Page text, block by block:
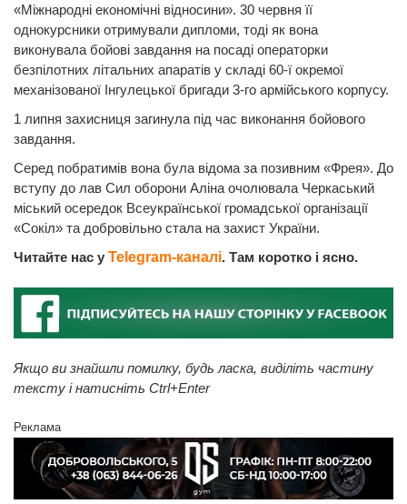
«Міжнародні економічні відносини». 30 червня її
однокурсники отримували дипломи, тоді як вона
виконувала бойові завдання на посаді операторки
безпілотних літальних апаратів у складі 60-ї окремої
механізованої Інгулецької бригади 3-го армійського корпусу.
1 липня захисниця загинула під час виконання бойового
завдання.
Серед побратимів вона була відома за позивним «Фрея». До
вступу до лав Сил оборони Аліна очолювала Черкаський
міський осередок Всеукраїнської громадської організації
«Сокіл» та добровільно стала на захист України.
Читайте нас у Telegram-каналі. Там коротко і ясно.
Якщо ви знайшли помилку, будь ласка, виділіть частину
тексту і натисніть Ctrl+Enter
Реклама